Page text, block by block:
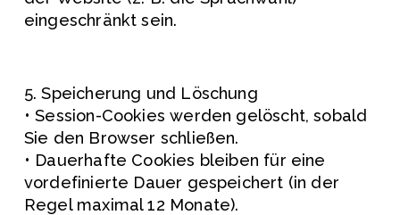
eingeschränkt sein.
5. Speicherung und Löschung
• Session-Cookies werden gelöscht, sobald
Sie den Browser schließen.
• Dauerhafte Cookies bleiben für eine
vordefinierte Dauer gespeichert (in der
Regel maximal 12 Monate).